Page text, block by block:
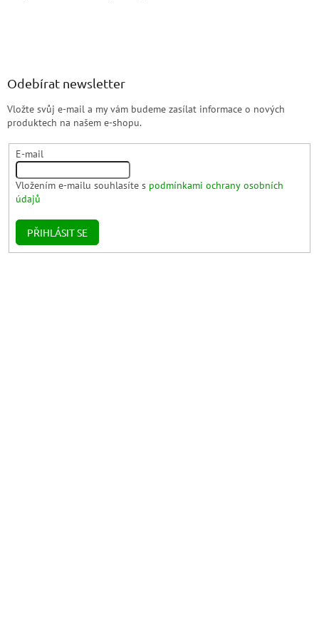
Odebírat newsletter
Vložte svůj e-mail a my vám budeme zasílat informace o nových
produktech na našem e-shopu.
E-mail
Vložením e-mailu souhlasíte s podmínkami ochrany osobních
údajů
PŘIHLÁSIT SE